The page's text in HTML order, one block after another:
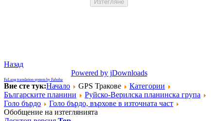
Назад
Powered by jDownloads
FaLang translation system by Faboba
Вие сте тук:Начало GPS Тракове
Категории
Българските планини
Руйско-Верилска планинска група
Голо бърдо
Голо бърдо, върхове в източната част
Обобщение на изтеглянията